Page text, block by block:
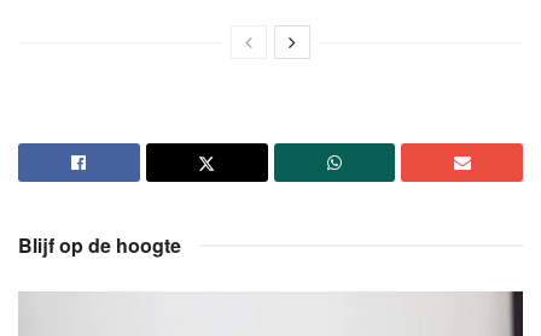
Blijf op de hoogte